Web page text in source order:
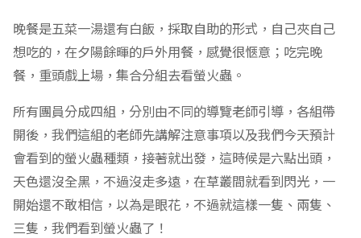
晚餐是五菜一湯還有白飯，採取自助的形式，自己夾自己
想吃的，在夕陽餘暉的戶外用餐，感覺很愜意；吃完晚
餐，重頭戲上場，集合分組去看螢火蟲。
所有團員分成四組，分別由不同的導覽老師引導，各組帶
開後，我們這組的老師先講解注意事項以及我們今天預計
會看到的螢火蟲種類，接著就出發，這時候是六點出頭，
天色還沒全黑，不過沒走多遠，在草叢間就看到閃光，一
開始還不敢相信，以為是眼花，不過就這樣一隻、兩隻、
三隻，我們看到螢火蟲了！